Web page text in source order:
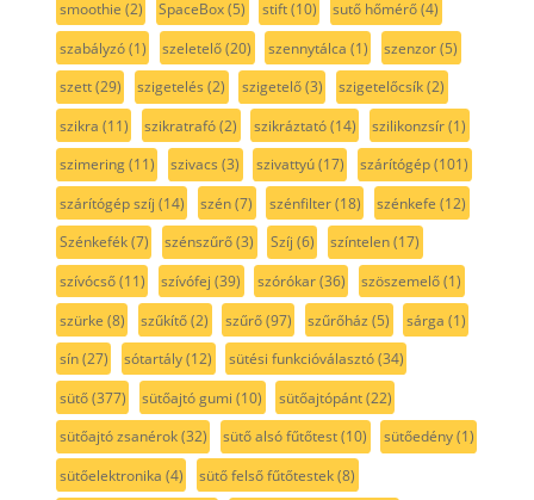
smoothie (2) SpaceBox(5) stift(10) sutő hőmérő(4)
szabályzó(1) szeletelő(20) szennytálca (1) szenzor(5)
szett(29) szigetelés (2) szigetelő(3) szigetelőcsík(2)
szikra (11) szikratrafó(2) szikráztató(14) szilikonzsír(1)
szimering(11) szivacs (3) szivattyú(17) szárítógép(101)
szárítógép szíj (14) szén(7) szénfilter(18) szénkefe (12)
Szénkefék(7) szénszűrő(3) Szíj (6) színtelen(17)
szívócső(11) szívófej (39) szórókar(36) szöszemelő(1)
szürke (8) szűkítő(2) szűrő(97) szűrőház (5) sárga (1)
sín(27) sótartály(12) sütési funkcióválasztó(34)
sütő(377) sütőajtó gumi (10) sütőajtópánt(22)
sütőajtó zsanérok(32) sütő alsó fűtőtest(10) sütőedény(1)
sütőelektronika (4) sütő felső fűtőtestek(8)